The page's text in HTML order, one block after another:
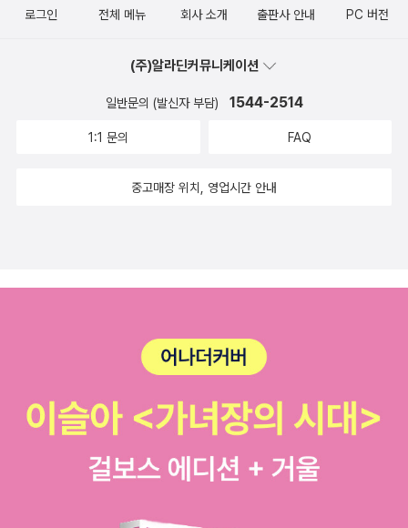
로그인 전체 메뉴 회사 소개 출판사 안내 PC 버전
(주)알라딘커뮤니케이션
일반문의 (발신자 부담) 1544-2514
1:1 문의 FAQ
중고매장 위치, 영업시간 안내